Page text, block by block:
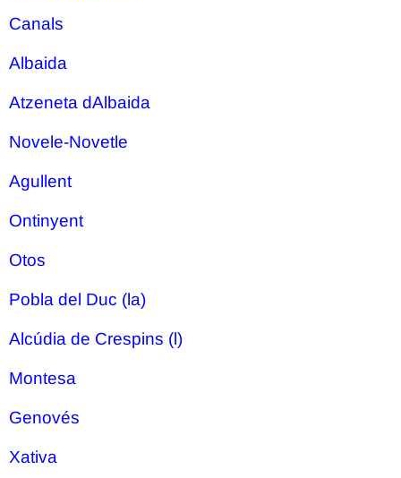
Canals
Albaida
Atzeneta dAlbaida
Novele-Novetle
Agullent
Ontinyent
Otos
Pobla del Duc (la)
Alcúdia de Crespins (l)
Montesa
Genovés
Xativa